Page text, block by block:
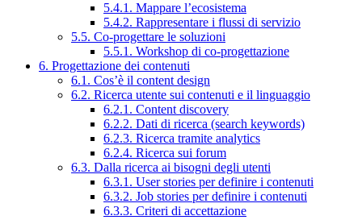
5.4.1. Mappare l’ecosistema
5.4.2. Rappresentare i flussi di servizio
5.5. Co-progettare le soluzioni
5.5.1. Workshop di co-progettazione
6. Progettazione dei contenuti
6.1. Cos’è il content design
6.2. Ricerca utente sui contenuti e il linguaggio
6.2.1. Content discovery
6.2.2. Dati di ricerca (search keywords)
6.2.3. Ricerca tramite analytics
6.2.4. Ricerca sui forum
6.3. Dalla ricerca ai bisogni degli utenti
6.3.1. User stories per definire i contenuti
6.3.2. Job stories per definire i contenuti
6.3.3. Criteri di accettazione